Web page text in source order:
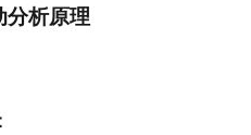
分析原理